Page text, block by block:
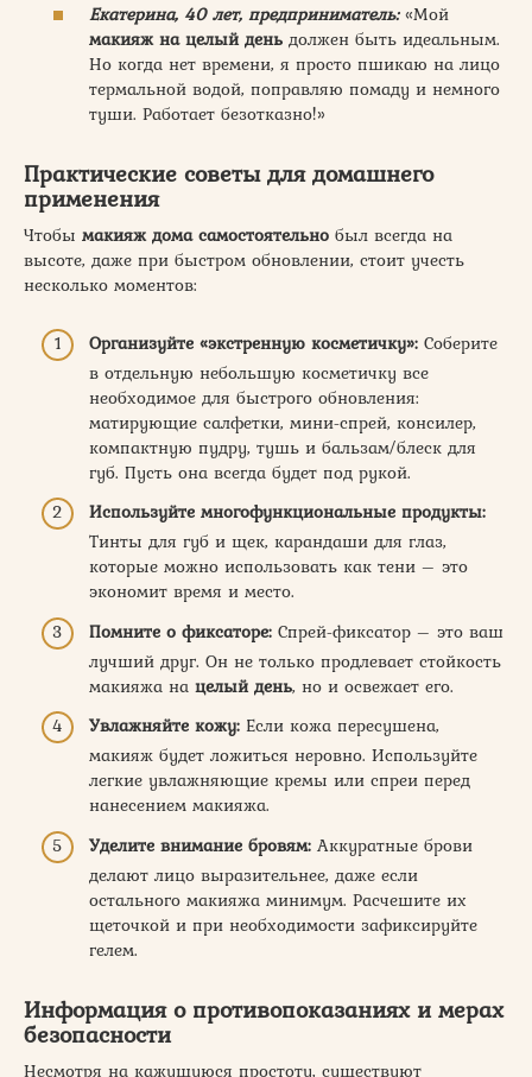
Екатерина, 40 лет, предприниматель:«Мой
макияж на целый день должен быть идеальным.
Но когда нет времени, я просто пшикаю на лицо
термальной водой, поправляю помаду и немного
туши. Работает безотказно!»
Практические советы для домашнего
применения
Чтобы макияж дома самостоятельно был всегда на
высоте, даже при быстром обновлении, стоит учесть
несколько моментов:
Организуйте «экстренную косметичку»: Соберите
в отдельную небольшую косметичку все
необходимое для быстрого обновления:
матирующие салфетки, мини-спрей, консилер,
компактную пудру, тушь и бальзам/блеск для
губ. Пусть она всегда будет под рукой.
Используйте многофункциональные продукты:
Тинты для губ и щек, карандаши для глаз,
которые можно использовать как тени – это
экономит время и место.
Помните о фиксаторе: Спрей-фиксатор – это ваш
лучший друг. Он не только продлевает стойкость
макияжа на целый день, но и освежает его.
Увлажняйте кожу: Если кожа пересушена,
макияж будет ложиться неровно. Используйте
легкие увлажняющие кремы или спреи перед
нанесением макияжа.
Уделите внимание бровям: Аккуратные брови
делают лицо выразительнее, даже если
остального макияжа минимум. Расчешите их
щеточкой и при необходимости зафиксируйте
гелем.
Информация о противопоказаниях и мерах
безопасности
Несмотря на кажущуюся простоту, существуют